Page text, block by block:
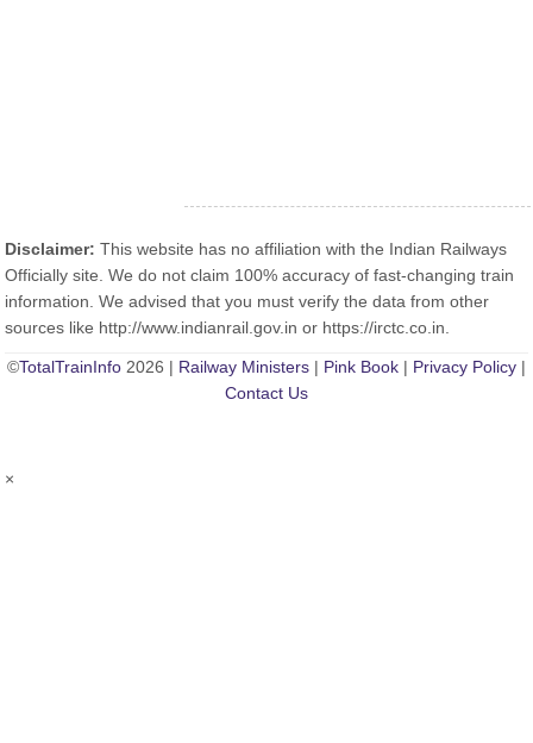
Disclaimer: This website has no affiliation with the Indian Railways
Officially site. We do not claim 100% accuracy of fast-changing train
information. We advised that you must verify the data from other
sources like http://www.indianrail.gov.in or https://irctc.co.in.
©TotalTrainInfo 2026 | Railway Ministers | Pink Book | Privacy Policy |
Contact Us
×